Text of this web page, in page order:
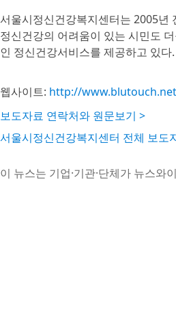
서울시정신건강복지센터는 2005년
정신건강의 어려움이 있는 시민도
인 정신건강서비스를 제공하고 있다.
웹사이트: http://www.blutouch.net
보도자료 연락처와 원문보기 >
서울시정신건강복지센터 전체 보도
이 뉴스는 기업·기관·단체가 뉴스